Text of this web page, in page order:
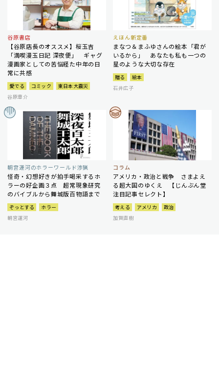
谷原書店
【谷原店長のオススメ】桜玉吉
「満喫漫玉日記 深夜便」 ギャグ
漫画家としての苦悩経た中年の日
常に共感
愛でる コミック
東日本大震災
谷原章介
えほん新定番
まなつ＆まふゆさんの絵本「君が
いるから」 あなたも私も一つの
星のような大切な存在
贈る
絵本
石井広子
朝宮運河のホラーワールド渉猟
怪奇・幻想好きが拍手喝采するホ
ラーの好企画３点 超常現象研究
のバイブルから舞城版百物語まで
ぞっとする
ホラー
朝宮運河
コラム
アメリカ・政治と戦争 さまよえ
る超大国のゆくえ 【じんぶん堂
注目記事セレクト】
考える アメリカ
政治
加賀直樹